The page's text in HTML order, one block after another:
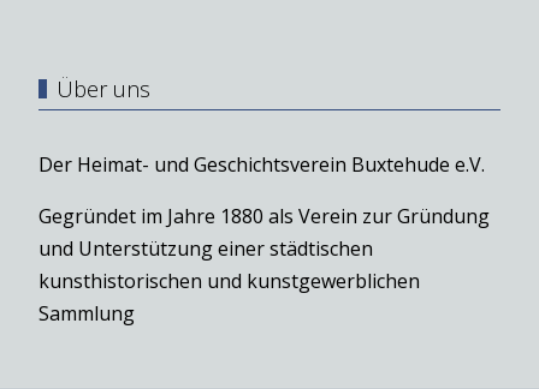
Über uns
Der Heimat- und Geschichtsverein Buxtehude e.V.
Gegründet im Jahre 1880 als Verein zur Gründung
und Unterstützung einer städtischen
kunsthistorischen und kunstgewerblichen
Sammlung